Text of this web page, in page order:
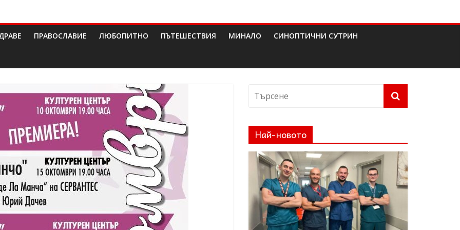
ПРАВОСЛАВИЕ ЛЮБОПИТНО ПЪТЕШЕСТВИЯ МИНАЛО СИНОПТИЧНИ СУТРИН
Най-новото